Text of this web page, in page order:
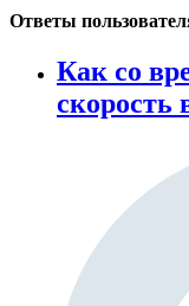
Ответы
Как со
скорость